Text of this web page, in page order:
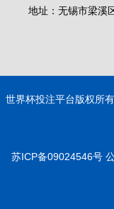
地址：无锡市梁溪
世界杯投注平台版权所
苏ICP备09024546号